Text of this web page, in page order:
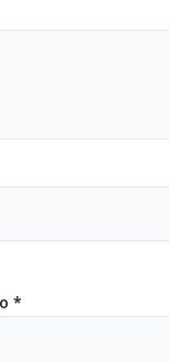
*